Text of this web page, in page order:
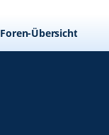
Foren-Übersicht